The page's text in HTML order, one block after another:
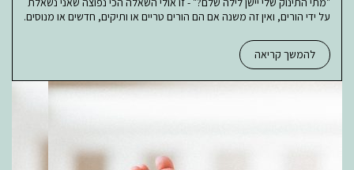
על ידי הורים, ואין זה משנה אם הם הורים טריים או ותיקים, חדשים או מנוסים.
להמשך קריאה